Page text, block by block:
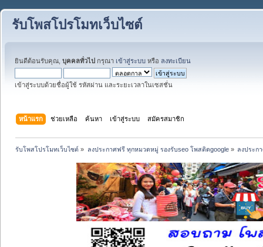
รับโพสโปรโมทเว็บไซต์
ยินดีต้อนรับคุณ, บุคคลทั่วไป กรุณา เข้าสู่ระบบ หรือ ลงทะเบียน
เข้าสู่ระบบด้วยชื่อผู้ใช้ รหัสผ่าน และระยะเวลาในเซสชั่น
หน้าแรก ช่วยเหลือ ค้นหา เข้าสู่ระบบ สมัครสมาชิก
รับโพสโปรโมทเว็บไซต์ » ลงประกาศฟรี ทุกหมวดหมู่ รองรับseo โพสติดgoogle» ลงประก